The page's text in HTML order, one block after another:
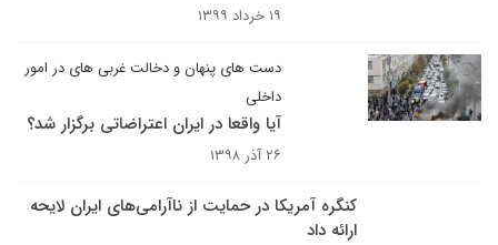
۱۹ خرداد ۱۳۹۹
دست های پنهان و دخالت غربی های در امور
داخلی
آیا واقعا در ایران اعتراضاتی برگزار شد؟
۲۶ آذر ۱۳۹۸
کنگره آمریکا در حمایت از ناآرامی‌های ایران لایحه
ارائه داد